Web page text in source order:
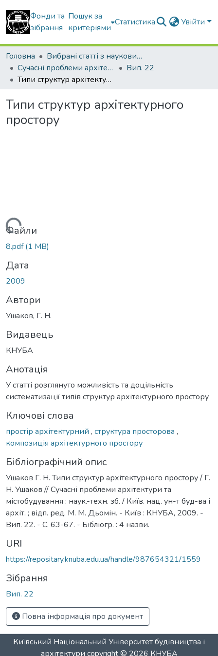
Фонди та
зібрання
Пошук за
критеріями
Статистика Увійти
Головна
Вибрані статті з наукових збірників КНУБА
Сучасні проблеми архітектури та містобудування
Вип. 22
Типи структур архітектурного простору
Типи структур архітектурного
простору
Вантажиться...
Файли
8.pdf(1 MB)
Дата
2009
Автори
Ушаков, Г. Н.
Видавець
КНУБА
Анотація
У статті розглянуто можливість та доцільність
систематизації типів структур архітектурного простору
Ключові слова
простір архітектурний , структура просторова ,
композиція архітектурного простору
Бібліографічний опис
Ушаков Г. Н. Типи структур архітектурного простору / Г.
Н. Ушаков // Сучасні проблеми архітектури та
містобудування : наук.-техн. зб. / Київ. нац. ун-т буд-ва і
архіт. ; відп. ред. М. М. Дьомін. - Київ : КНУБА, 2009. -
Вип. 22. - С. 63-67. - Бібліогр. : 4 назви.
URI
https://repositary.knuba.edu.ua/handle/987654321/1559
Зібрання
Вип. 22
Повна інформація про документ
Київський Національний Університет будівництва і
архітектури copyright © 2026 КНУБА